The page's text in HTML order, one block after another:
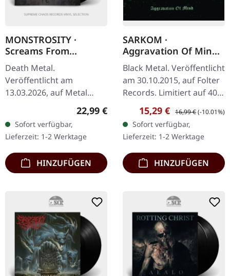
MONSTROSITY ·
Screams From
Beneath The Surface |
BLACK LP
Death Metal.
Veröffentlicht am
13.03.2026, auf Metal
Blade Records. Schwarzes
Vinyl im Standard-Cover
mit Poster, Insert und
Download-Karte.…
Regulärer Preis:
22,99 €
Sofort verfügbar,
Lieferzeit: 1-2 Werktage
HINZUFÜGEN
SARKOM ·
Aggravation Of Mind
|
Black Metal. Veröffentlicht
am 30.10.2015, auf Folter
Records. Limitiert auf 400
Stück auf schwarzem
Vinyl.
Verkaufspreis:
15,29 € Regulärer Preis:
16,99 €(-10.01%)
Sofort verfügbar,
Lieferzeit: 1-2 Werktage
HINZUFÜGEN